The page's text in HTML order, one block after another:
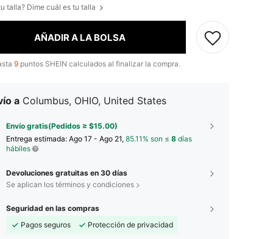
talla? Dime cuál es tu talla
AÑADIR A LA BOLSA
9 puntos SHEIN calculados al finalizar la compra.
a Columbus, OHIO, United States
Envío gratis(Pedidos ≥ $15.00)
Entrega estimada: Ago 17 - Ago 21, 85.11% son ≤ 8 días
hábiles
Devoluciones gratuitas en 30 días
Se aplican los términos y condiciones
Seguridad en las compras
Pagos seguros
Protección de privacidad